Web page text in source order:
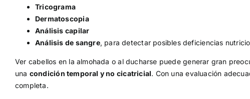
Tricograma
Dermatoscopia
Análisis capilar
Análisis de sangre, para detectar posibles deficiencias
Ver cabellos en la almohada o al ducharse puede generar gran
una condición temporal y no cicatricial. Con una evaluación
completa.